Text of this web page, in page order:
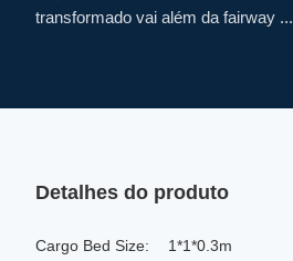
transformado vai além da fairway ...
Detalhes do produto
Cargo Bed Size: 1*1*0.3m